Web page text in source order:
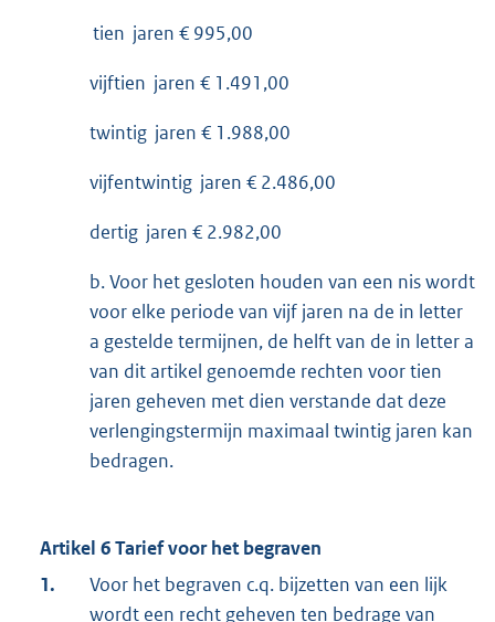
tien jaren € 995,00
vijftien jaren € 1.491,00
twintig jaren € 1.988,00
vijfentwintig jaren € 2.486,00
dertig jaren € 2.982,00
b. Voor het gesloten houden van een nis wordt
voor elke periode van vijf jaren na de in letter
a gestelde termijnen, de helft van de in letter a
van dit artikel genoemde rechten voor tien
jaren geheven met dien verstande dat deze
verlengingstermijn maximaal twintig jaren kan
bedragen.
Artikel 6 Tarief voor het begraven
1.
Voor het begraven c.q. bijzetten van een lijk
wordt een recht geheven ten bedrage van